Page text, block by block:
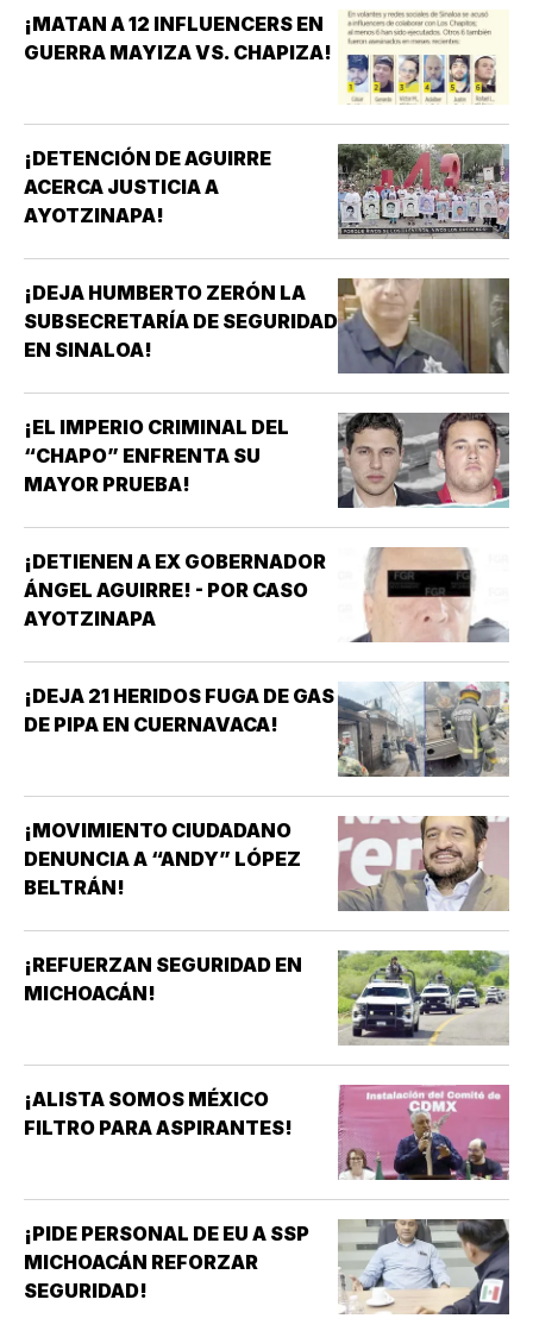
¡MATAN A 12 INFLUENCERS EN
GUERRA MAYIZA VS. CHAPIZA!
¡DETENCIÓN DE AGUIRRE
ACERCA JUSTICIA A
AYOTZINAPA!
¡DEJA HUMBERTO ZERÓN LA
SUBSECRETARÍA DE SEGURIDAD
EN SINALOA!
¡EL IMPERIO CRIMINAL DEL
“CHAPO” ENFRENTA SU
MAYOR PRUEBA!
¡DETIENEN A EX GOBERNADOR
ÁNGEL AGUIRRE! - POR CASO
AYOTZINAPA
¡DEJA 21 HERIDOS FUGA DE GAS
DE PIPA EN CUERNAVACA!
¡MOVIMIENTO CIUDADANO
DENUNCIA A “ANDY” LÓPEZ
BELTRÁN!
¡REFUERZAN SEGURIDAD EN
MICHOACÁN!
¡ALISTA SOMOS MÉXICO
FILTRO PARA ASPIRANTES!
¡PIDE PERSONAL DE EU A SSP
MICHOACÁN REFORZAR
SEGURIDAD!